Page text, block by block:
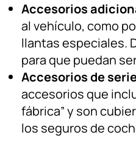
Accesorios
al vehículo, como
llantas especiales.
para que puedan
Accesorios de
accesorios que
fábrica” y son
los seguros de